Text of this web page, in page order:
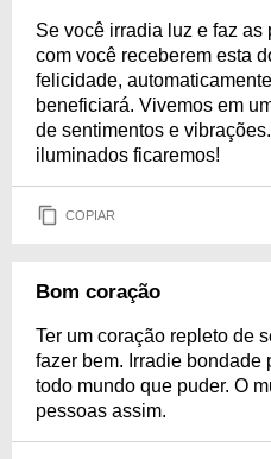
Se você irradia luz e faz
com você receberem esta
felicidade,
beneficiará. Vivemos em
de sentimentos e
iluminados ficaremos!
COPIAR
Bom coração
Ter um coração repleto de
fazer bem. Irradie bondade
todo mundo que puder. O
pessoas assim.